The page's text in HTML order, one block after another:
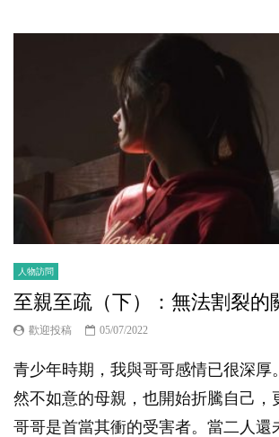
人物訪問
至親至疏（下）：無法割裂的
歡迎投稿 05/07/2022
青少年時期，我與哥哥感情已很深厚
然不如意的母親，也開始折騰自己，
哥哥是首當其衝的受害者。當二人還